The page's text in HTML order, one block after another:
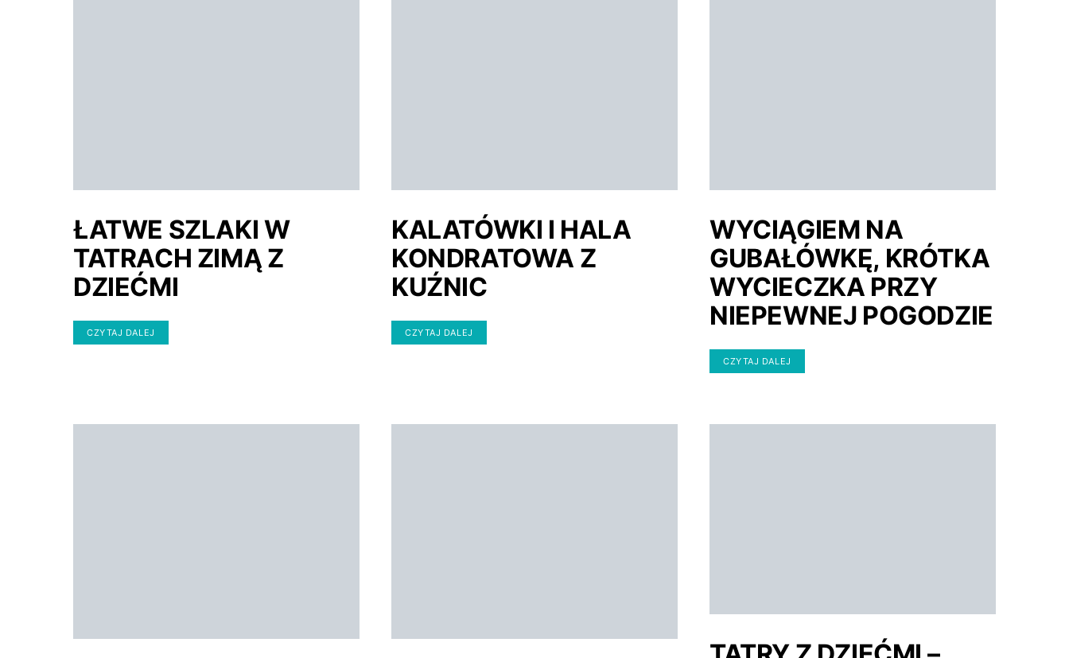
ŁATWE SZLAKI W
TATRACH ZIMĄ Z
DZIEĆMI
CZYTAJ DALEJ
KALATÓWKI I HALA
KONDRATOWA Z
KUŹNIC
CZYTAJ DALEJ
WYCIĄGIEM NA
GUBAŁÓWKĘ, KRÓTKA
WYCIECZKA PRZY
NIEPEWNEJ POGODZIE
CZYTAJ DALEJ